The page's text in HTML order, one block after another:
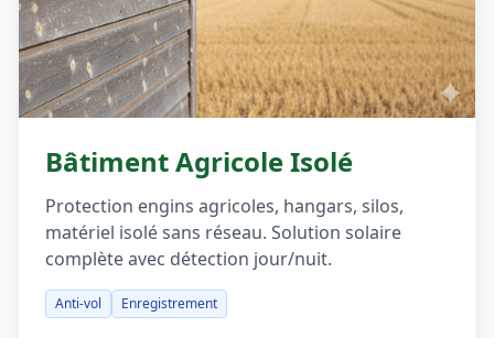
Bâtiment Agricole Isolé
Protection engins agricoles, hangars, silos,
matériel isolé sans réseau. Solution solaire
complète avec détection jour/nuit.
Anti-vol Enregistrement